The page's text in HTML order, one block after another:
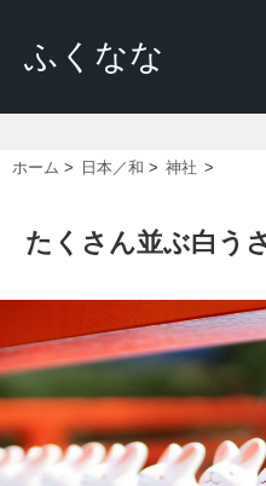
ふくなな
ホーム > 日本／和 > 神社 >
たくさん並ぶ白う